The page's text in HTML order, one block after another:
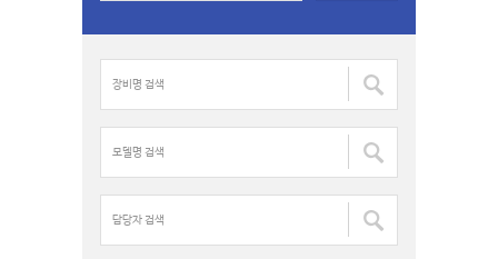
a
명
색
:
델
명
:자